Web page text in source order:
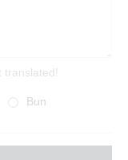
translated!
Bun